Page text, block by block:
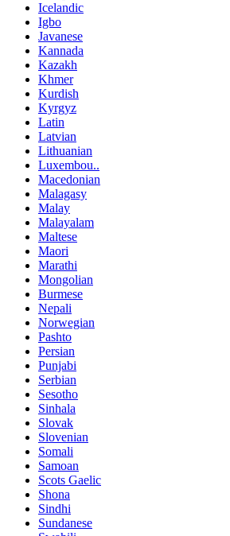
Icelandic
Igbo
Javanese
Kannada
Kazakh
Khmer
Kurdish
Kyrgyz
Latin
Latvian
Lithuanian
Luxembou..
Macedonian
Malagasy
Malay
Malayalam
Maltese
Maori
Marathi
Mongolian
Burmese
Nepali
Norwegian
Pashto
Persian
Punjabi
Serbian
Sesotho
Sinhala
Slovak
Slovenian
Somali
Samoan
Scots Gaelic
Shona
Sindhi
Sundanese